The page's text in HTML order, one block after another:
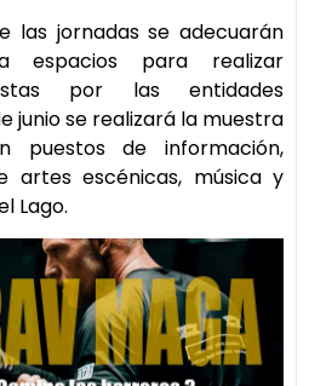
las jornadas se adecuarán
espacios para realizar
por las entidades
junio se realizará la muestra
puestos de información,
artes escénicas, música y
Lago.